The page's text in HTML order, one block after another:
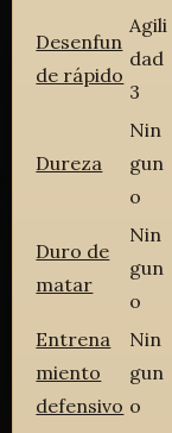
Desenfun
de rápido
Agili
dad
3
Dureza
Nin
gun
o
Duro de
matar
Nin
gun
o
Entrena
miento
defensivo
Nin
gun
o